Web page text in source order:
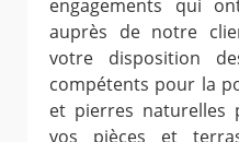
engagements qui
auprès de notre
votre disposition
compétents pour la
et pierres naturelles
vos pièces et